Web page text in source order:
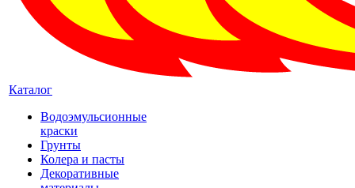
Каталог
Водоэмульсионные
краски
Грунты
Колера и пасты
Декоративные